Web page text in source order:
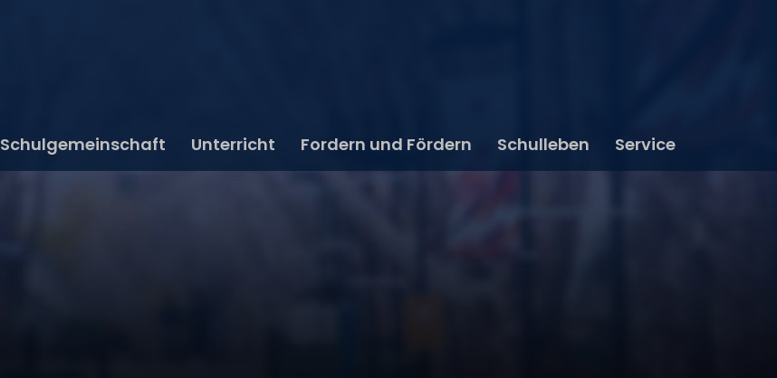
Schulgemeinschaft Unterricht Fordern und Fördern Schulleben Service